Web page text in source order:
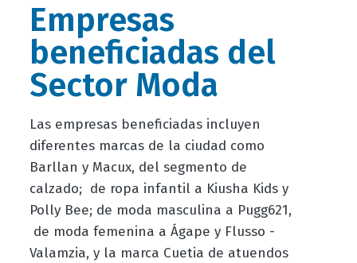
Empresas
beneficiadas del
Sector Moda
Las empresas beneficiadas incluyen
diferentes marcas de la ciudad como
Barllan y Macux, del segmento de
calzado; de ropa infantil a Kiusha Kids y
Polly Bee; de moda masculina a Pugg621,
de moda femenina a Ágape y Flusso -
Valamzia, y la marca Cuetia de atuendos